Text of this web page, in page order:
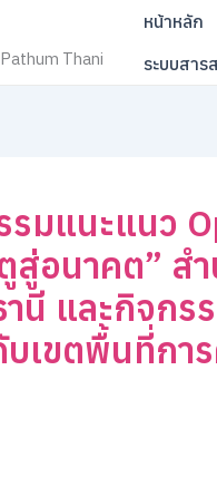
Thani
หน้าหลัก
ระบบสาร
มแนะแนว
สู่อนาคต” ส
นี และกิจกร
บเขตพื้นที่กา